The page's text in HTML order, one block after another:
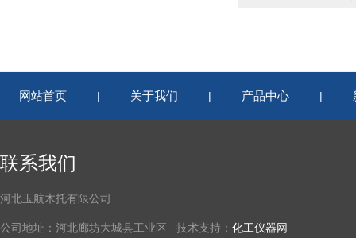
网站首页 | 关于我们 | 产品中心 |
联系我们
河北玉航木托有限公司
公司地址：河北廊坊大城县工业区 技术支持： 化工仪器网